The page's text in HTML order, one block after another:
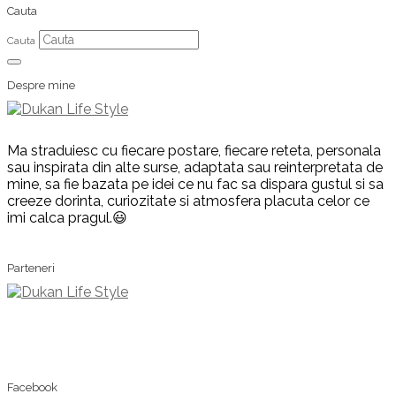
Cauta
Cauta
Despre mine
Ma straduiesc cu fiecare postare, fiecare reteta, personala
sau inspirata din alte surse, adaptata sau reinterpretata de
mine, sa fie bazata pe idei ce nu fac sa dispara gustul si sa
creeze dorinta, curiozitate si atmosfera placuta celor ce
imi calca pragul.😃
Parteneri
Facebook